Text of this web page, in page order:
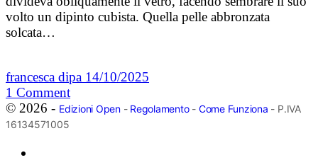
volto un dipinto cubista. Quella pelle abbronzata
solcata…
francesca dipa 14/10/2025
1 Comment
© 2026 - Edizioni Open- Regolamento- Come Funziona - P.IVA
16134571005